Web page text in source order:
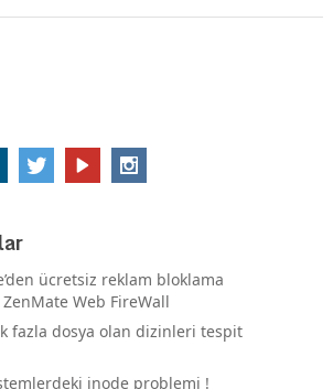
ücretsiz reklam bloklama
Web FireWall
fazla dosya olan dizinleri tespit
inode problemi !